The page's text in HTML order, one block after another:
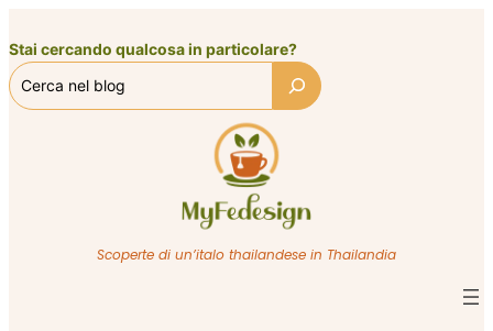
al
contenuto
Stai cercando qualcosa in particolare?
Scoperte di un’italo thailandese in Thailandia